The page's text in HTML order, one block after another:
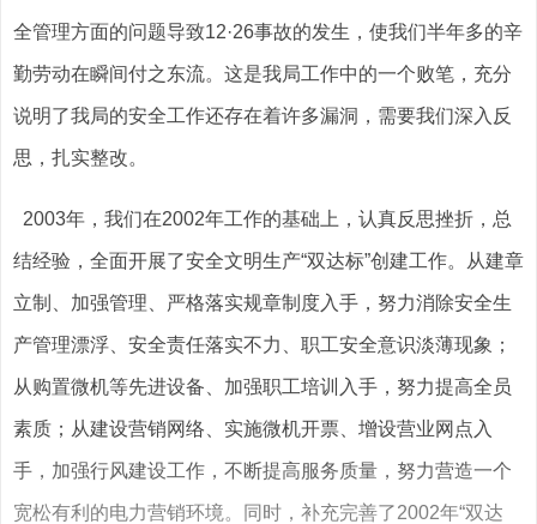
全管理方面的问题导致12·26事故的发生，使我们半年多的辛
勤劳动在瞬间付之东流。这是我局工作中的一个败笔，充分
说明了我局的安全工作还存在着许多漏洞，需要我们深入反
思，扎实整改。
2003年，我们在2002年工作的基础上，认真反思挫折，总
结经验，全面开展了安全文明生产“双达标”创建工作。从建章
立制、加强管理、严格落实规章制度入手，努力消除安全生
产管理漂浮、安全责任落实不力、职工安全意识淡薄现象；
从购置微机等先进设备、加强职工培训入手，努力提高全员
素质；从建设营销网络、实施微机开票、增设营业网点入
手，加强行风建设工作，不断提高服务质量，努力营造一个
宽松有利的电力营销环境。同时，补充完善了2002年“双达